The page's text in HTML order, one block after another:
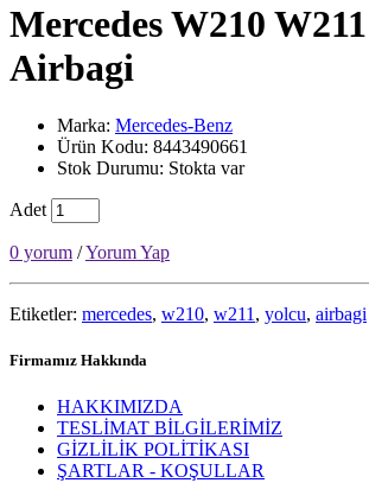
Mercedes W210
Airbagi
Marka: Mercedes-Benz
Ürün Kodu: 8443490661
Stok Durumu: Stokta var
Adet
0 yorum /Yorum Yap
Etiketler: mercedes, w210, w211 , yolcu, airbagi
Firmamız Hakkında
HAKKIMIZDA
TESLİMAT BİLGİLERİMİZ
GİZLİLİK POLİTİKASI
ŞARTLAR - KOŞULLAR